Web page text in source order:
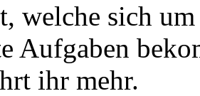
welche sich
Aufgaben
ihr mehr.